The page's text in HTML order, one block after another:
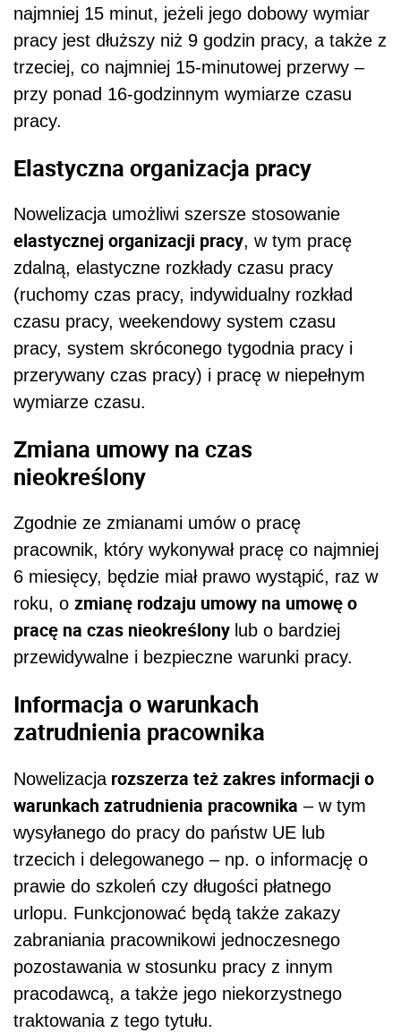
najmniej 15 minut, jeżeli jego dobowy wymiar
pracy jest dłuższy niż 9 godzin pracy, a także z
trzeciej, co najmniej 15-minutowej przerwy –
przy ponad 16-godzinnym wymiarze czasu
pracy.
Elastyczna organizacja pracy
Nowelizacja umożliwi szersze stosowanie
elastycznej organizacji pracy, w tym pracę
zdalną, elastyczne rozkłady czasu pracy
(ruchomy czas pracy, indywidualny rozkład
czasu pracy, weekendowy system czasu
pracy, system skróconego tygodnia pracy i
przerywany czas pracy) i pracę w niepełnym
wymiarze czasu.
Zmiana umowy na czas
nieokreślony
Zgodnie ze zmianami umów o pracę
pracownik, który wykonywał pracę co najmniej
6 miesięcy, będzie miał prawo wystąpić, raz w
roku, o zmianę rodzaju umowy na umowę o
pracę na czas nieokreślony lub o bardziej
przewidywalne i bezpieczne warunki pracy.
Informacja o warunkach
zatrudnienia pracownika
Nowelizacjarozszerza też zakres informacji o
warunkach zatrudnienia pracownika – w tym
wysyłanego do pracy do państw UE lub
trzecich i delegowanego – np. o informację o
prawie do szkoleń czy długości płatnego
urlopu. Funkcjonować będą także zakazy
zabraniania pracownikowi jednoczesnego
pozostawania w stosunku pracy z innym
pracodawcą, a także jego niekorzystnego
traktowania z tego tytułu.